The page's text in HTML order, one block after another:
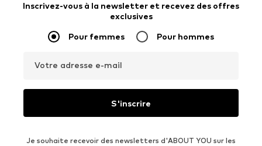
Inscrivez-vous à la newsletter et recevez des offres
exclusives
Pour femmes Pour hommes
Votre adresse e-mail
S'inscrire
Je souhaite recevoir des newsletters d'ABOUT YOU sur les